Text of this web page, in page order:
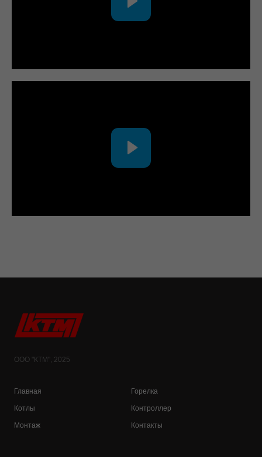
ООО "КТМ", 2025
Главная
Котлы
Монтаж
Горелка
Контроллер
Контакты